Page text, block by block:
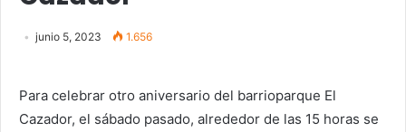
junio 5, 2023 1.656
Para celebrar otro aniversario del barrioparque El
Cazador, el sábado pasado, alrededor de las 15 horas se